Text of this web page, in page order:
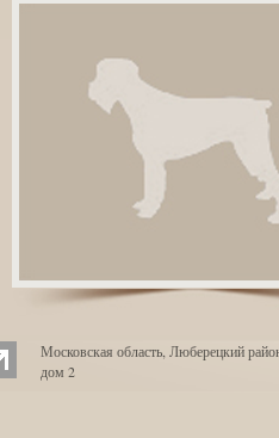
Московская область, Люберецкий
дом 2